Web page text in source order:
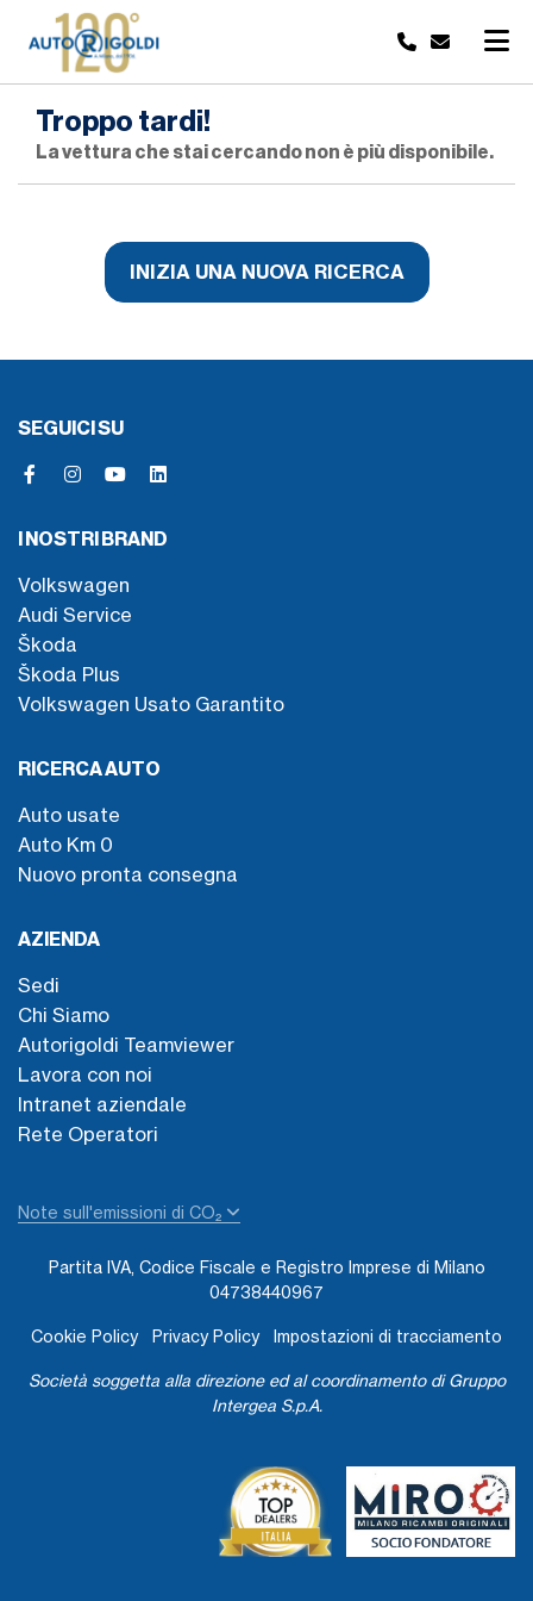
Troppo tardi!
La vettura che stai cercando non è più disponibile.
INIZIA UNA NUOVA RICERCA
SEGUICI SU
I NOSTRI BRAND
Volkswagen
Audi Service
Škoda
Škoda Plus
Volkswagen Usato Garantito
RICERCA AUTO
Auto usate
Auto Km 0
Nuovo pronta consegna
AZIENDA
Sedi
Chi Siamo
Autorigoldi Teamviewer
Lavora con noi
Intranet aziendale
Rete Operatori
Note sull'emissioni di CO₂
Partita IVA, Codice Fiscale e Registro Imprese di Milano
04738440967
Cookie Policy Privacy Policy Impostazioni di tracciamento
Società soggetta alla direzione ed al coordinamento di Gruppo
Intergea S.p.A.